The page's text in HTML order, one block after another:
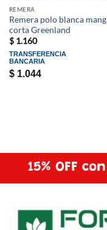
REMERA
Remera polo blanca
corta Greenland
$1.160
TRANSFERENCIA
BANCARIA
$1.044
15% OFF